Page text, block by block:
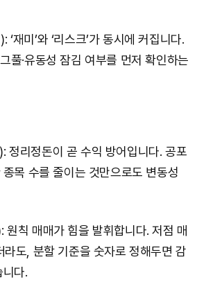
재미’와 ‘리스크’가 동시에 커집니다.
풀·유동성 잠김 여부를 먼저 확인하는
정리정돈이 곧 수익 방어입니다. 공포
목 수를 줄이는 것만으로도 변동성
칙 매매가 힘을 발휘합니다. 저점 매
도, 분할 기준을 숫자로 정해두면 감
다.